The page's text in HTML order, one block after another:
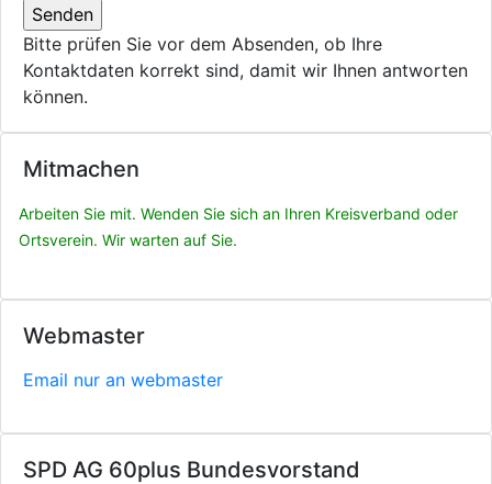
Mitmachen
Arbeiten Sie mit. Wenden Sie sich an Ihren Kreisverband oder
Ortsverein. Wir warten auf Sie.
Webmaster
Email nur an webmaster
Bitte prüfen Sie vor dem Absenden, ob Ihre
Kontaktdaten korrekt sind, damit wir Ihnen antworten
können.
SPD AG 60plus Bundesvorstand